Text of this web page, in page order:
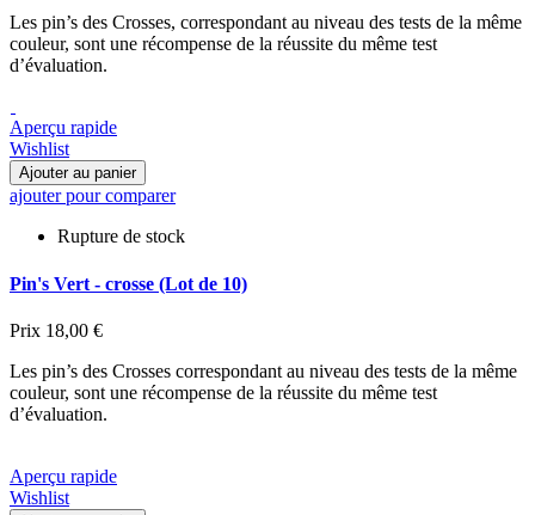
Les pin’s des Crosses, correspondant au niveau des tests de la même
couleur, sont une récompense de la réussite du même test
d’évaluation.
Aperçu rapide
Wishlist
Ajouter au panier
ajouter pour comparer
Rupture de stock
Pin's Vert - crosse (Lot de 10)
Prix 18,00 €
Les pin’s des Crosses correspondant au niveau des tests de la même
couleur, sont une récompense de la réussite du même test
d’évaluation.
Aperçu rapide
Wishlist